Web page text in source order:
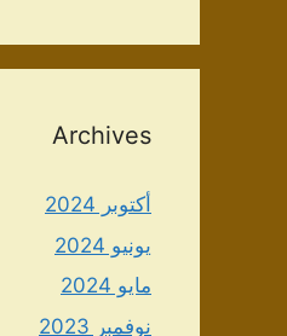
Archives
أكتوبر 2024
يونيو 2024
مايو 2024
نوفمبر 2023